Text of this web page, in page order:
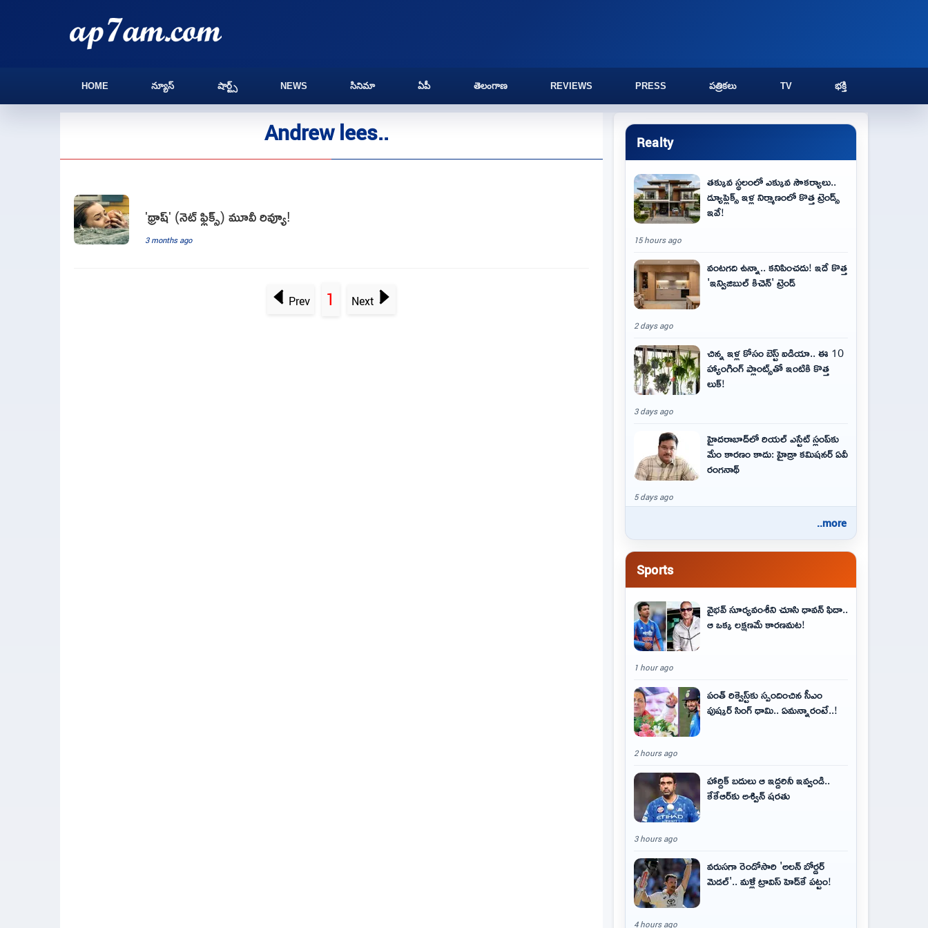
HOME న్యూస్ షార్ట్స్ NEWS సినిమా ఏపీ తెలంగాణ REVIEWS PRESS పత్రికలు TV భక్తి
Andrew lees..
'థ్రాష్' (నెట్ ఫ్లిక్స్) మూవీ రివ్యూ!
3 months ago
Prev 1 Next
Realty
తక్కువ స్థలంలో ఎక్కువ సౌకర్యాలు..
డ్యూప్లెక్స్ ఇళ్ల నిర్మాణంలో కొత్త ట్రెండ్స్
ఇవే!
15 hours ago
వంటగది ఉన్నా.. కనిపించదు! ఇదే కొత్త
'ఇన్విజిబుల్ కిచెన్' ట్రెండ్
2 days ago
చిన్న ఇళ్ల కోసం బెస్ట్ ఐడియా.. ఈ 10
హ్యాంగింగ్ ప్లాంట్స్‌తో ఇంటికి కొత్త
లుక్!
3 days ago
హైదరాబాద్‌లో రియల్ ఎస్టేట్ స్లంప్‌కు
మేం కారణం కాదు: హైడ్రా కమిషనర్ ఏవీ
రంగనాథ్
5 days ago
..more
Sports
వైభవ్‌ సూర్యవంశీని చూసి ధావన్‌ ఫిదా..
ఆ ఒక్క లక్షణమే కారణమట!
1 hour ago
పంత్ రిక్వెస్ట్‌కు స్పందించిన సీఎం
పుష్కర్ సింగ్ ధామి.. ఏమ‌న్నారంటే..!
2 hours ago
హార్దిక్ బదులు ఆ ఇద్దరినీ ఇవ్వండి..
కేకేఆర్‌కు అశ్విన్ షరతు
3 hours ago
వరుసగా రెండోసారి 'అలన్ బోర్డర్
మెడల్'.. మళ్లీ ట్రావిస్ హెడ్‌కే పట్టం!
4 hours ago